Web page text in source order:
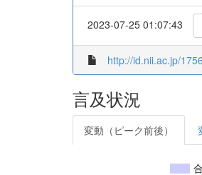
2023-07-25 01:07:43
http://id.nii.ac.jp/
言及状況
変動（ピーク前後）